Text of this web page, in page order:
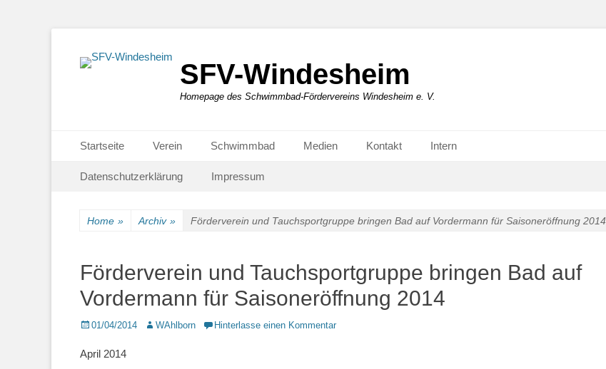
SFV-Windesheim
Homepage des Schwimmbad-Fördervereins Windesheim e. V.
Primäres Menü
Inhalt
Startseite Verein Schwimmbad Medien Kontakt Intern
Sekundär-Menü
Inhalt
Datenschutzerklärung Impressum
Home » Archiv » Förderverein und Tauchsportgruppe bringen Bad auf Vordermann für Saisoneröffnung 2014
Förderverein und Tauchsportgruppe bringen Bad auf
Vordermann für Saisoneröffnung 2014
Posted
01/04/2014 AutorWAhlborn Hinterlasse einen Kommentar
April 2014